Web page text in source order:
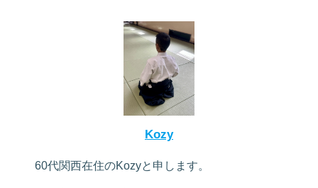
Kozy
60代関西在住のKozyと申します。